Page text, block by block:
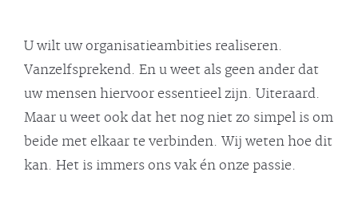
U wilt uw organisatieambities realiseren.
Vanzelfsprekend. En u weet als geen ander dat
uw mensen hiervoor essentieel zijn. Uiteraard.
Maar u weet ook dat het nog niet zo simpel is om
beide met elkaar te verbinden. Wij weten hoe dit
kan. Het is immers ons vak én onze passie.